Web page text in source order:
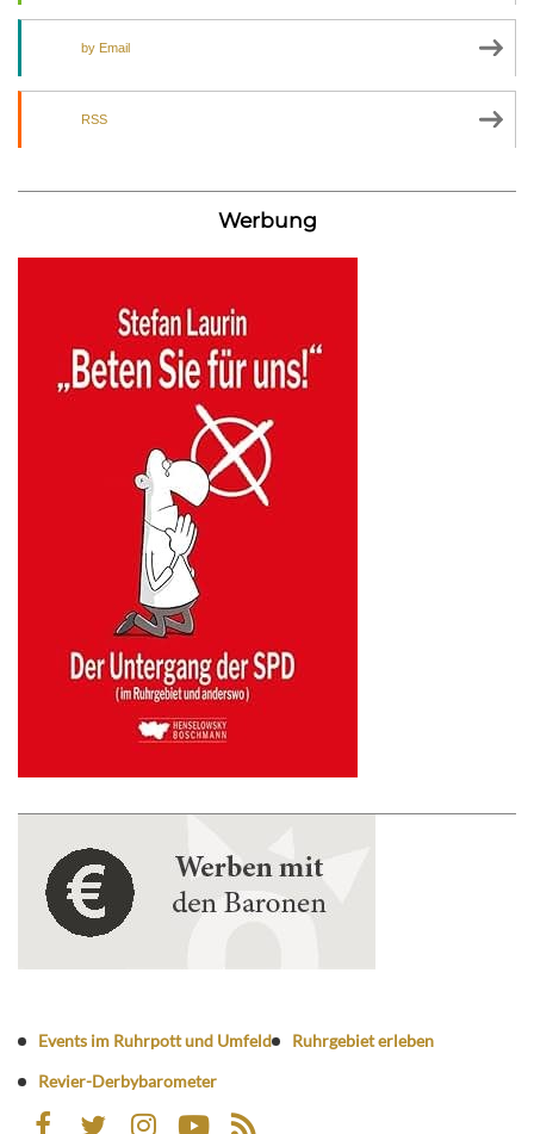
by Email
RSS
Werbung
Events im Ruhrpott und Umfeld
Ruhrgebiet erleben
Revier-Derbybarometer